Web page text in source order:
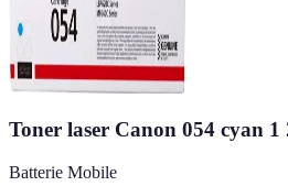
Toner laser Canon 054 cyan 1
Batterie Mobile